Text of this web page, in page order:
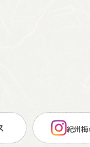
紀州